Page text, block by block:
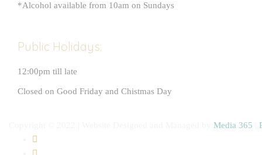
*Alcohol available from 10am on Sundays
Public Holidays:
12:00pm till late
Closed on Good Friday and Chistmas Day
Media 365